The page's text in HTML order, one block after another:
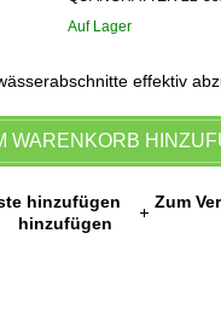
Auf Lager
effektiv
WARENKORB
hinzufügen
Zum
hinzufügen